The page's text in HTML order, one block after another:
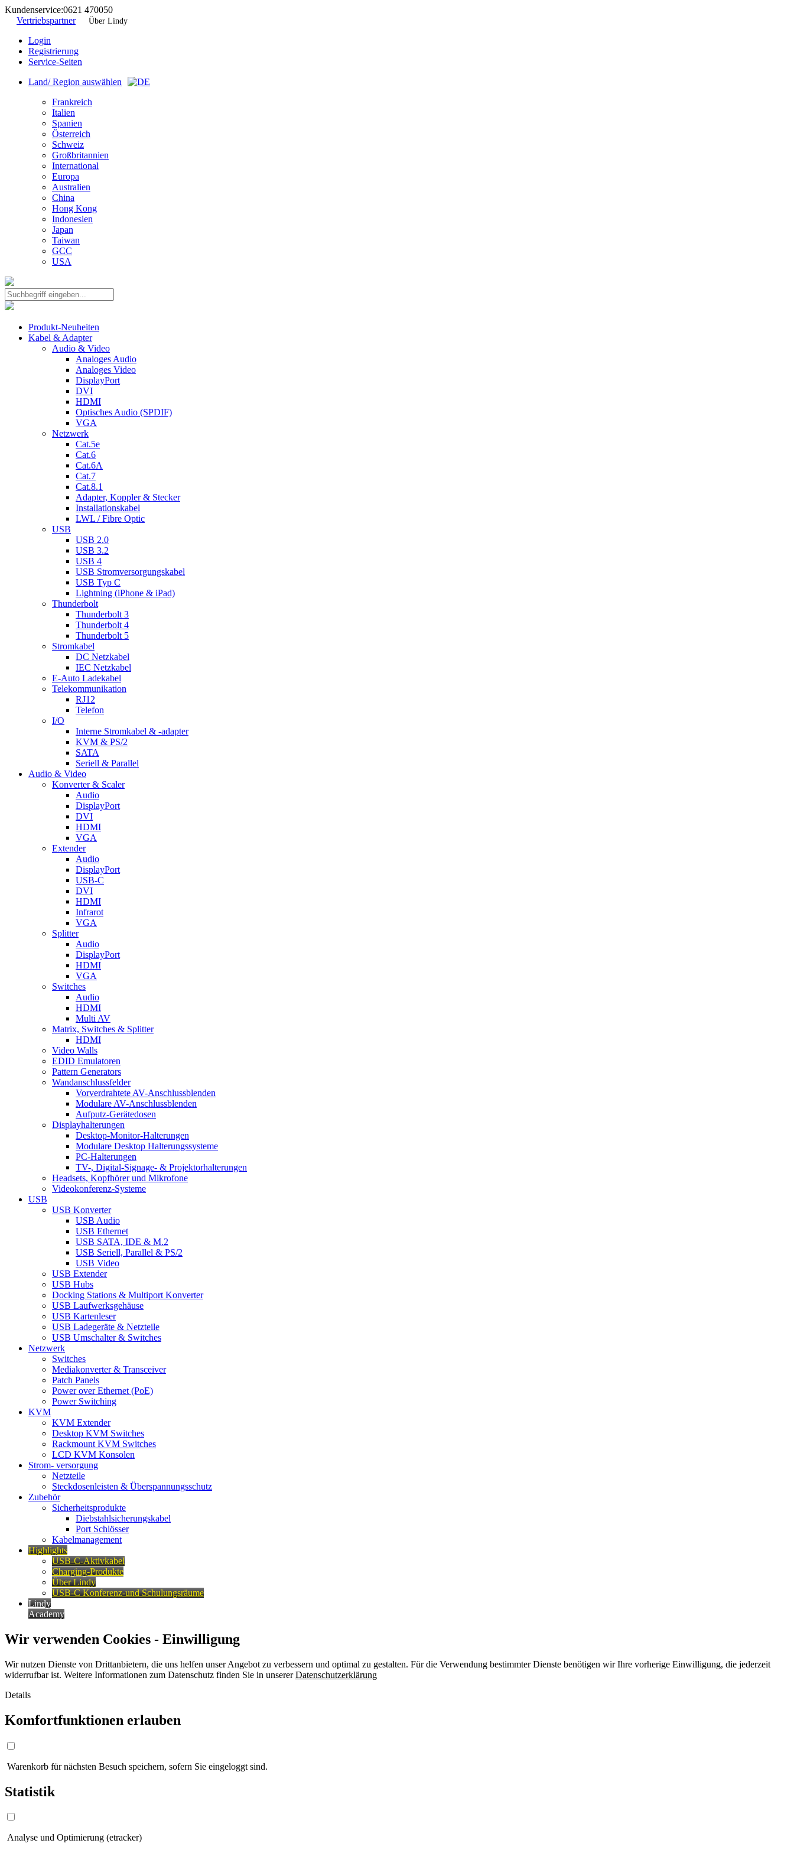
Kundenservice:0621 470050
Vertriebspartner
Über Lindy
Login
Registrierung
Service-Seiten
Land/ Region auswählen
Frankreich
Italien
Spanien
Österreich
Schweiz
Großbritannien
International
Europa
Australien
China
Hong Kong
Indonesien
Japan
Taiwan
GCC
USA
Produkt-Neuheiten
Kabel & Adapter
Audio & Video
Analoges Audio
Analoges Video
DisplayPort
DVI
HDMI
Optisches Audio (SPDIF)
VGA
Netzwerk
Cat.5e
Cat.6
Cat.6A
Cat.7
Cat.8.1
Adapter, Koppler & Stecker
Installationskabel
LWL / Fibre Optic
USB
USB 2.0
USB 3.2
USB 4
USB Stromversorgungskabel
USB Typ C
Lightning (iPhone & iPad)
Thunderbolt
Thunderbolt 3
Thunderbolt 4
Thunderbolt 5
Stromkabel
DC Netzkabel
IEC Netzkabel
E-Auto Ladekabel
Telekommunikation
RJ12
Telefon
I/O
Interne Stromkabel & -adapter
KVM & PS/2
SATA
Seriell & Parallel
Audio & Video
Konverter & Scaler
Audio
DisplayPort
DVI
HDMI
VGA
Extender
Audio
DisplayPort
USB-C
DVI
HDMI
Infrarot
VGA
Splitter
Audio
DisplayPort
HDMI
VGA
Switches
Audio
HDMI
Multi AV
Matrix, Switches & Splitter
HDMI
Video Walls
EDID Emulatoren
Pattern Generators
Wandanschlussfelder
Vorverdrahtete AV-Anschlussblenden
Modulare AV-Anschlussblenden
Aufputz-Gerätedosen
Displayhalterungen
Desktop-Monitor-Halterungen
Modulare Desktop Halterungssysteme
PC-Halterungen
TV-, Digital-Signage- & Projektorhalterungen
Headsets, Kopfhörer und Mikrofone
Videokonferenz-Systeme
USB
USB Konverter
USB Audio
USB Ethernet
USB SATA, IDE & M.2
USB Seriell, Parallel & PS/2
USB Video
USB Extender
USB Hubs
Docking Stations & Multiport Konverter
USB Laufwerksgehäuse
USB Kartenleser
USB Ladegeräte & Netzteile
USB Umschalter & Switches
Netzwerk
Switches
Mediakonverter & Transceiver
Patch Panels
Power over Ethernet (PoE)
Power Switching
KVM
KVM Extender
Desktop KVM Switches
Rackmount KVM Switches
LCD KVM Konsolen
Strom- versorgung
Netzteile
Steckdosenleisten & Überspannungsschutz
Zubehör
Sicherheitsprodukte
Diebstahlsicherungskabel
Port Schlösser
Kabelmanagement
Highlights
USB-C-Aktivkabel
Charging-Produkte
Über Lindy
USB-C Konferenz-und Schulungsräume
Lindy
Academy
Wir verwenden Cookies - Einwilligung
Wir nutzen Dienste von Drittanbietern, die uns helfen unser Angebot zu verbessern und optimal zu gestalten. Für die Verwendung bestimmter Dienste benötigen wir Ihre vorherige Einwilligung, die jederzeit
widerrufbar ist. Weitere Informationen zum Datenschutz finden Sie in unsererDatenschutzerklärung
Details
Komfortfunktionen erlauben
Warenkorb für nächsten Besuch speichern, sofern Sie eingeloggt sind.
Statistik
Analyse und Optimierung (etracker)